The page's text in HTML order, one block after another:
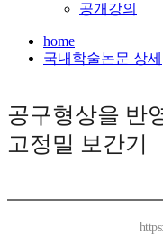
공개강의
home
국내학술논문 상세
공구형상을 반
고정밀 보간기